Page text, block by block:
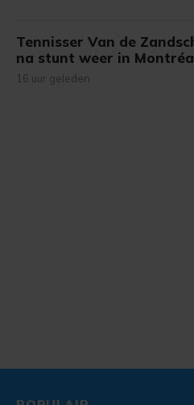
Tennisser Van de
na stunt weer in
16 uur geleden